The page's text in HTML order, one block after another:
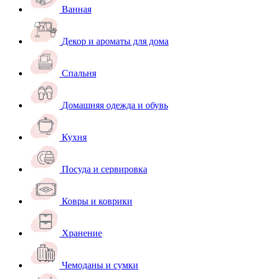
Ванная
Декор и ароматы для дома
Спальня
Домашняя одежда и обувь
Кухня
Посуда и сервировка
Ковры и коврики
Хранение
Чемоданы и сумки